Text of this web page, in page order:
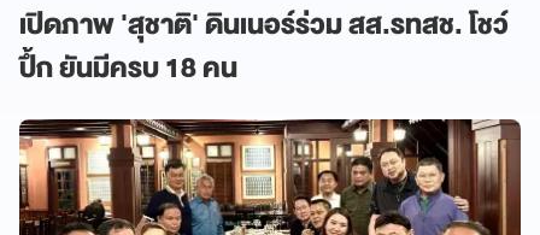
เปิดภาพ 'สุชาติ' ดินเนอร์ร่วม สส.รทสช. โชว์
ปึ้ก ยันมีครบ 18 คน